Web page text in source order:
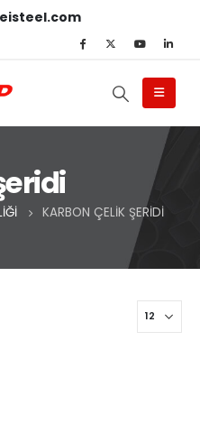
KARBON ÇELIK ŞERIDI